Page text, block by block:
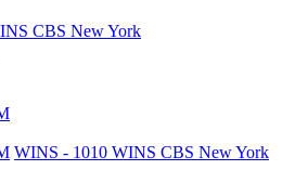
CBS New York
WINS - 1010 WINS CBS New York